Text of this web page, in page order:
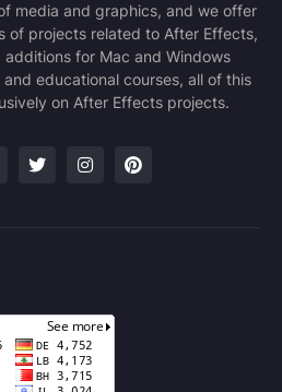
media and graphics, and we offer
of projects related to After Effects,
additions for Mac and Windows
educational courses, all of this
on After Effects projects.